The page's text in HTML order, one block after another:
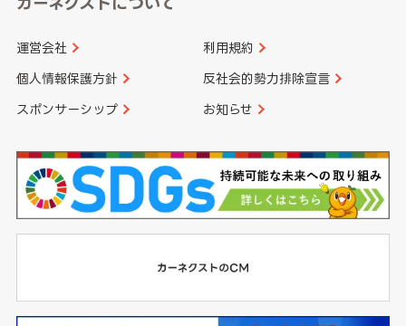
運営会社 利用規約
個人情報保護方針 反社会的勢力排除宣言
スポンサーシップ お知らせ